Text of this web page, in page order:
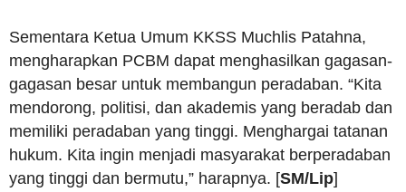
Sementara Ketua Umum KKSS Muchlis Patahna,
mengharapkan PCBM dapat menghasilkan gagasan-
gagasan besar untuk membangun peradaban. “Kita
mendorong, politisi, dan akademis yang beradab dan
memiliki peradaban yang tinggi. Menghargai tatanan
hukum. Kita ingin menjadi masyarakat berperadaban
yang tinggi dan bermutu,” harapnya. [SM/Lip]